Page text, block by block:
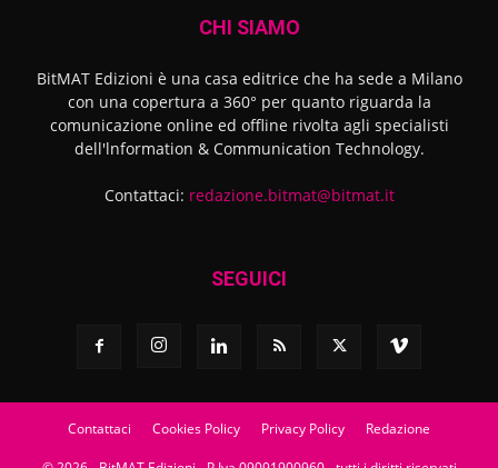
CHI SIAMO
BitMAT Edizioni è una casa editrice che ha sede a Milano
con una copertura a 360° per quanto riguarda la
comunicazione online ed offline rivolta agli specialisti
dell'lnformation & Communication Technology.
Contattaci: redazione.bitmat@bitmat.it
SEGUICI
Contattaci Cookies Policy Privacy Policy Redazione